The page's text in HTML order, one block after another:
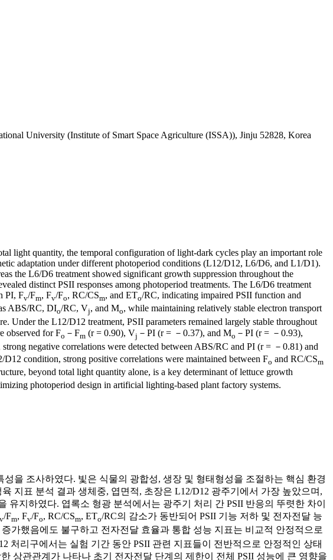
University (Institute of Smart Space Agriculture (ISSA)), Jinju 52828, Korea
light quantity, the temporal configuration of light-dark cycles play an important role
adaptation under different photoperiod conditions (L12/D12, L6/D6, and L1/D1).
the L6/D6 treatment showed significant growth suppression throughout the
distinct PSII responses among photoperiod treatments. The L6/D6 treatment
PI, Fv/Fm, Fv/Fo, RC/CSm, and ETo/RC, indicating impaired PSII function and
ABS/RC, DIo/RC, Vj, and Mo, while maintaining relatively stable electron transport
Under the L12/D12 treatment, PSII parameters remained largely stable throughout
observed for Fo －Fm (r = 0.90), Vj －PI (r = －0.37), and Mo －PI (r = －0.93),
negative correlations were detected between ABS/RC and PI (r = －0.81) and
condition, strong positive correlations were maintained between Fo and RC/CSm
beyond total light quantity alone, is a key determinant of lettuce growth
photoperiod design in artificial lighting-based plant factory systems.
을 조사하였다. 빛은 식물의 광합성, 생장 및 형태형성을 조절하는 핵심 환경
지표 분석 결과 생체중, 엽면적, 초장은 L12/D12 광주기에서 가장 높았으며,
지하였다. 엽록소 형광 분석에서는 광주기 처리 간 PSII 반응의 뚜렷한 차이
v/Fm, Fv/Fo, RC/CSm, ETo/RC의 감소가 동반되어 PSII 기능 저하 및 전자전달 능
가했음에도 불구하고 전자전달 효율과 통합 성능 지표는 비교적 안정적으로
처리구에서는 실험 기간 동안 PSII 관련 지표들이 전반적으로 안정적인 상태
한 상관관계가 나타나 초기 전자전달 단계의 제한이 전체 PSII 성능에 큰 영향을